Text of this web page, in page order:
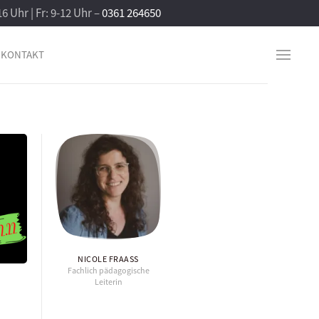
Uhr | Fr: 9-12 Uhr –0361 264650
KONTAKT
NICOLE FRAASS
Fachlich pädagogische
Leiterin